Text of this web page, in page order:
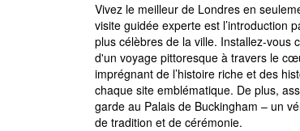
Vivez le meilleur de Londres en
visite guidée experte est l’introduction
plus célèbres de la ville. Installez-vous
d'un voyage pittoresque à travers le
imprégnant de l’histoire riche et des
chaque site emblématique. De plus,
garde au Palais de Buckingham – un
de tradition et de cérémonie.